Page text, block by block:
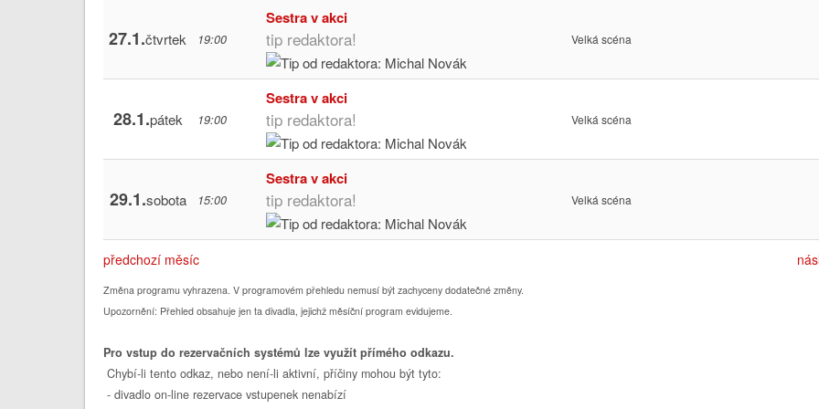
27.1.čtvrtek 19:00
Sestra v akci
tip redaktora! Velká scéna
28.1.pátek 19:00
Sestra v akci
tip redaktora! Velká scéna
29.1.sobota 15:00
Sestra v akci
tip redaktora! Velká scéna
předchozí měsíc
Změna programu vyhrazena. V programovém přehledu nemusí být zachyceny dodatečné změny.
Upozornění: Přehled obsahuje jen ta divadla, jejichž měsíční program evidujeme.
Pro vstup do rezervačních systémů lze využít přímého odkazu.
Chybí-li tento odkaz, nebo není-li aktivní, příčiny mohou být tyto:
- divadlo on-line rezervace vstupenek nenabízí